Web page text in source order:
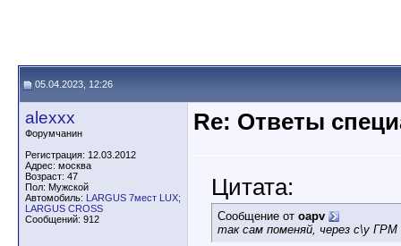
05.04.2023, 12:26
alexxx
Форумчанин
Регистрация: 12.03.2012
Адрес: москва
Возраст: 47
Пол: Мужской
Автомобиль: LARGUS 7мест LUX;
LARGUS CROSS
Сообщений: 912
Re: Ответы
Цитата:
Сообщение от oapv
так сам поменяй, через с\у